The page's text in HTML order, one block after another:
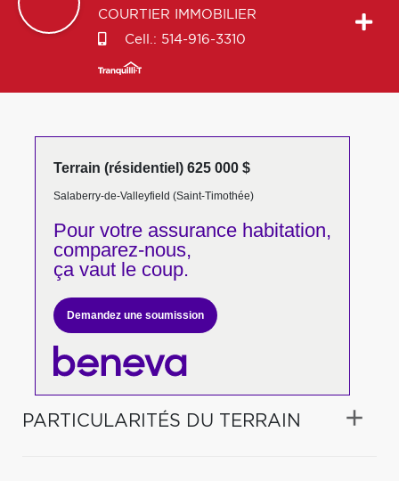
COURTIER IMMOBILIER
Cell.: 514-916-3310
Terrain (résidentiel) 625 000 $
Salaberry-de-Valleyfield (Saint-Timothée)
Pour votreassurance habitation,
comparez-nous,
ça vaut le coup.
Demandez une soumission
PARTICULARITÉS DU TERRAIN